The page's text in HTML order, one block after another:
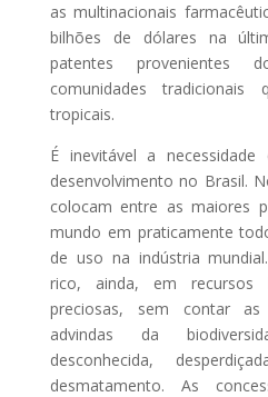
as multinacionais
bilhões de dólares na
patentes provenientes
comunidades
tropicais.
É inevitável a
desenvolvimento no Brasil.
colocam entre as maiores
mundo em praticamente
de uso na indústria
rico, ainda, em recursos
preciosas, sem contar as
advindas da
desconhecida,
desmatamento. As